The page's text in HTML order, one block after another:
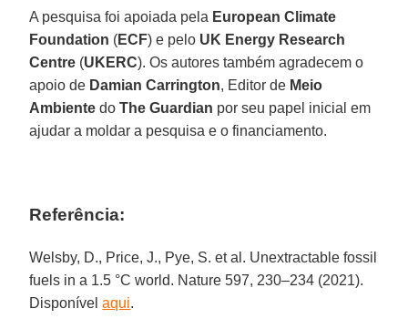
A pesquisa foi apoiada pela European Climate
Foundation (ECF) e pelo UK Energy Research
Centre (UKERC). Os autores também agradecem o
apoio de Damian Carrington, Editor de Meio
Ambiente doThe Guardian por seu papel inicial em
ajudar a moldar a pesquisa e o financiamento.
Referência:
Welsby, D., Price, J., Pye, S. et al. Unextractable fossil
fuels in a 1.5 °C world. Nature 597, 230–234 (2021).
Disponívelaqui.